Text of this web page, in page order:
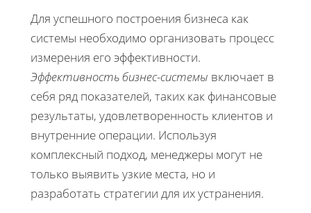
Для успешного построения бизнеса как
системы необходимо организовать процесс
измерения его эффективности.
Эффективность бизнес-системы включает в
себя ряд показателей, таких как финансовые
результаты, удовлетворенность клиентов и
внутренние операции. Используя
комплексный подход, менеджеры могут не
только выявить узкие места, но и
разработать стратегии для их устранения.